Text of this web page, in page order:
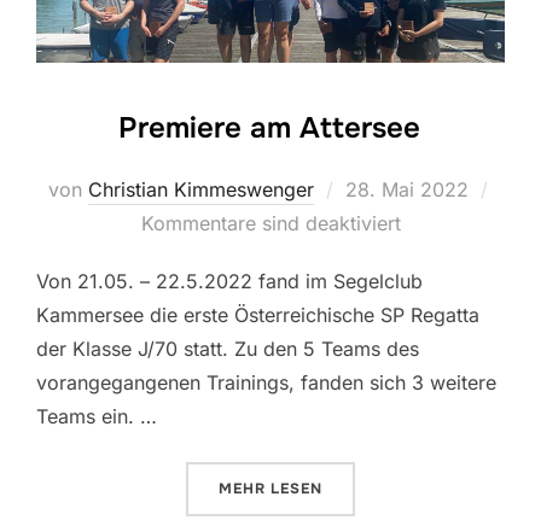
Premiere am Attersee
von Christian Kimmeswenger
Veröffentlicht
am
28. Mai 2022
Kommentare sind deaktiviert
Von 21.05. – 22.5.2022 fand im Segelclub
Kammersee die erste Österreichische SP Regatta
der Klasse J/70 statt. Zu den 5 Teams des
vorangegangenen Trainings, fanden sich 3 weitere
Teams ein. …
MEHR ÜBER „PREMIERE AM ATTERSEE“
LESEN